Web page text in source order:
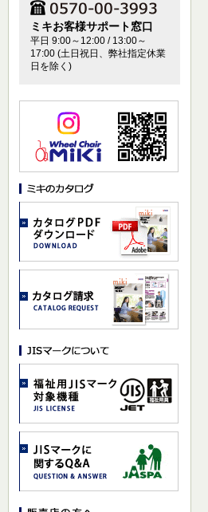
ミキお客様サポート窓口
平日 9:00～12:00 / 13:00～
17:00 (土日祝日、弊社指定休業
日を除く)